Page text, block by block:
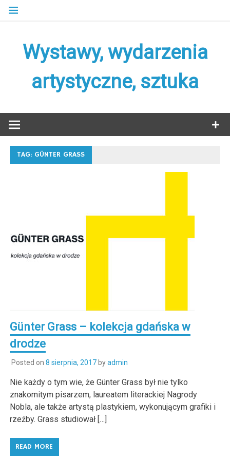
Skip
Wystawy, wydarzenia
artystyczne, sztuka
TAG: GÜNTER GRASS
Günter Grass – kolekcja gdańska w
drodze
Posted on 8 sierpnia, 2017byadmin
Nie każdy o tym wie, że Günter Grass był nie tylko
znakomitym pisarzem, laureatem literackiej Nagrody
Nobla, ale także artystą plastykiem, wykonującym grafiki i
rzeźby. Grass studiował […]
READ MORE